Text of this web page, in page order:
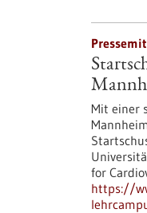
Mit einer
for
https://